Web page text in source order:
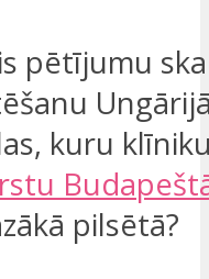
pētījumu
kuru
pilsētā?